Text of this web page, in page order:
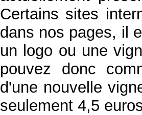
Certains sites
dans nos pages, il
un logo ou une
pouvez donc
d'une nouvelle
seulement 4,5